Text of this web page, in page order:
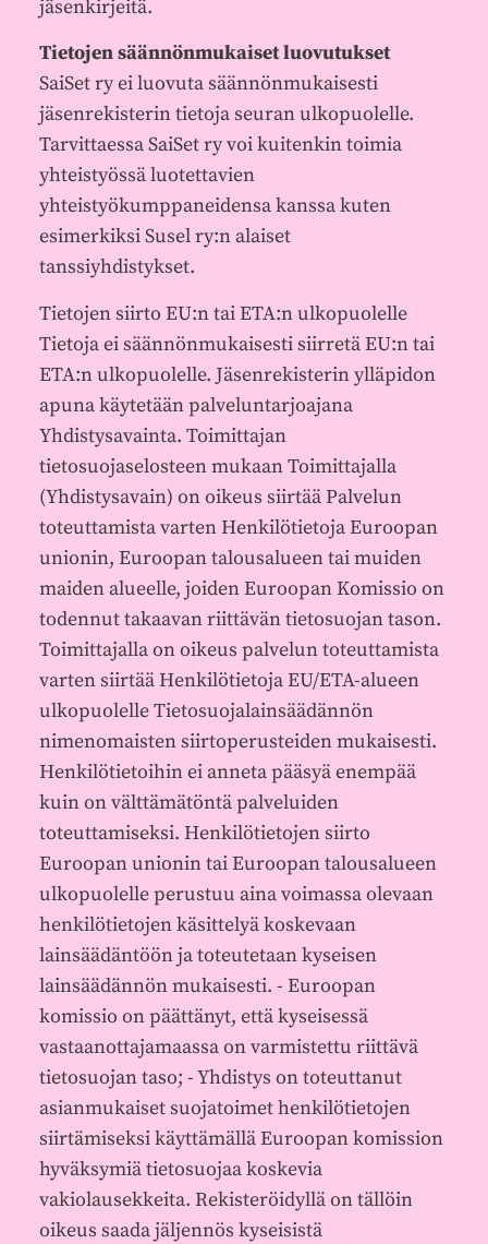
jäsenkirjeitä.
Tietojen säännönmukaiset luovutukset
SaiSet ry ei luovuta säännönmukaisesti
jäsenrekisterin tietoja seuran ulkopuolelle.
Tarvittaessa SaiSet ry voi kuitenkin toimia
yhteistyössä luotettavien
yhteistyökumppaneidensa kanssa kuten
esimerkiksi Susel ry:n alaiset
tanssiyhdistykset.
Tietojen siirto EU:n tai ETA:n ulkopuolelle
Tietoja ei säännönmukaisesti siirretä EU:n tai
ETA:n ulkopuolelle. Jäsenrekisterin ylläpidon
apuna käytetään palveluntarjoajana
Yhdistysavainta. Toimittajan
tietosuojaselosteen mukaan Toimittajalla
(Yhdistysavain) on oikeus siirtää Palvelun
toteuttamista varten Henkilötietoja Euroopan
unionin, Euroopan talousalueen tai muiden
maiden alueelle, joiden Euroopan Komissio on
todennut takaavan riittävän tietosuojan tason.
Toimittajalla on oikeus palvelun toteuttamista
varten siirtää Henkilötietoja EU/ETA-alueen
ulkopuolelle Tietosuojalainsäädännön
nimenomaisten siirtoperusteiden mukaisesti.
Henkilötietoihin ei anneta pääsyä enempää
kuin on välttämätöntä palveluiden
toteuttamiseksi. Henkilötietojen siirto
Euroopan unionin tai Euroopan talousalueen
ulkopuolelle perustuu aina voimassa olevaan
henkilötietojen käsittelyä koskevaan
lainsäädäntöön ja toteutetaan kyseisen
lainsäädännön mukaisesti. - Euroopan
komissio on päättänyt, että kyseisessä
vastaanottajamaassa on varmistettu riittävä
tietosuojan taso; - Yhdistys on toteuttanut
asianmukaiset suojatoimet henkilötietojen
siirtämiseksi käyttämällä Euroopan komission
hyväksymiä tietosuojaa koskevia
vakiolausekkeita. Rekisteröidyllä on tällöin
oikeus saada jäljennös kyseisistä